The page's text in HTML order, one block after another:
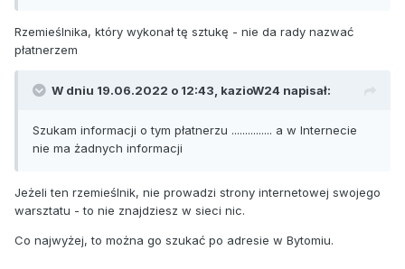
Rzemieślnika, który wykonał tę sztukę - nie da rady nazwać
płatnerzem
W dniu 19.06.2022 o 12:43, kazioW24 napisał:
Szukam informacji o tym płatnerzu ............... a w Internecie
nie ma żadnych informacji
Jeżeli ten rzemieślnik, nie prowadzi strony internetowej swojego
warsztatu - to nie znajdziesz w sieci nic.
Co najwyżej, to można go szukać po adresie w Bytomiu.